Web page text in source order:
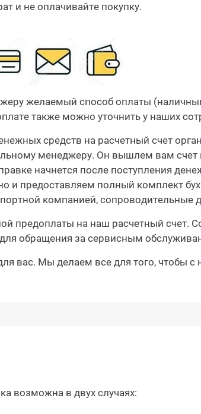
и не оплачивайте покупку.
желаемый способ оплаты
также можно уточнить у наших
средств на расчетный счет
менеджеру. Он вышлем вам счет
начнется после поступления
предоставляем полный комплект
компанией, сопроводительные
предоплаты на наш расчетный счет.
обращения за сервисным
вас. Мы делаем все для того, чтобы
возможна в двух случаях: